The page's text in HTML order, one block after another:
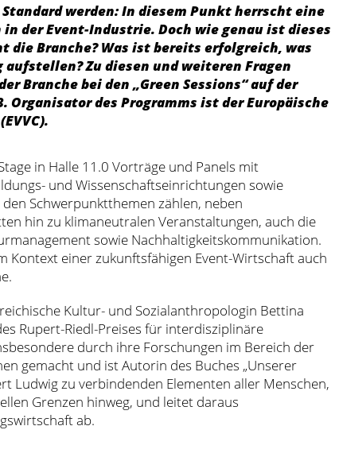
werden: In diesem Punkt herrscht eine
der Event-Industrie. Doch wie genau ist dieses
die Branche? Was ist bereits erfolgreich, was
Zu diesen und weiteren Fragen
Branche bei den „Green Sessions“ auf der
Organisator des Programms ist der Europäische
in Halle 11.0 Vorträge und Panels mit
und Wissenschaftseinrichtungen sowie
Schwerpunktthemen zählen, neben
hin zu klimaneutralen Veranstaltungen, auch die
sowie Nachhaltigkeitskommunikation.
einer zukunftsfähigen Event-Wirtschaft auch
Kultur- und Sozialanthropologin Bettina
Rupert-Riedl-Preises für interdisziplinäre
durch ihre Forschungen im Bereich der
gemacht und ist Autorin des Buches „Unserer
Ludwig zu verbindenden Elementen aller Menschen,
Grenzen hinweg, und leitet daraus
ab.